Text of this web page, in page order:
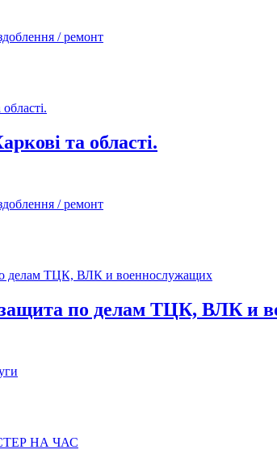
/ ремонт
та області.
/ ремонт
по делам ТЦК, ВЛК и